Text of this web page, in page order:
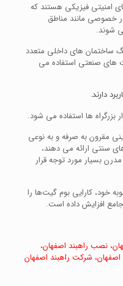
امنیتی فیزیکی هستند که
در خصوصی مانند مناطق
شوند.
ساختمان های داخلی متعدد
های صنعتی استفاده می
دارند.
بزرگراه ها استفاده می شود.
مقرون به صرفه و به نوعی
سنتی ارائه می دهند،
بسیار مورد توجه قرار
خود، کارایی بوم گیت‌ها را
افزایش داده است.
نصب راهبند اصفهان،
اصفهان، شرکت راهبند اصفهان